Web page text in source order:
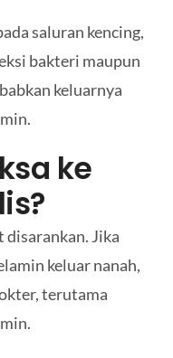
saluran kencing,
bakteri maupun
keluarnya
ke
disarankan. Jika
keluar nanah,
terutama